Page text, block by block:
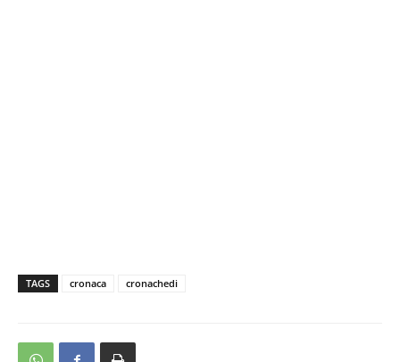
TAGS cronaca cronachedi